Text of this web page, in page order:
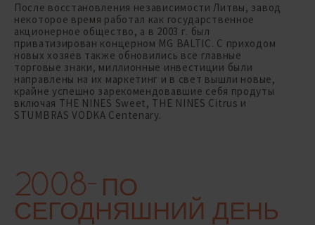
После восстановления независимости Литвы, завод
некоторое время работал как государственное
акционерное общество, а в 2003 г. был
приватизирован концерном MG BALTIC. С приходом
новых хозяев также обновились все главные
торговые знаки, миллионные инвестиции были
направлены на их маркетинг и в свет вышли новые,
крайне успешно зарекомендовавшие себя продуты
включая THE NINES Sweet, THE NINES Citrus и
STUMBRAS VODKA Centenary.
2008- ПО
СЕГОДНЯШНИЙ ДЕНЬ